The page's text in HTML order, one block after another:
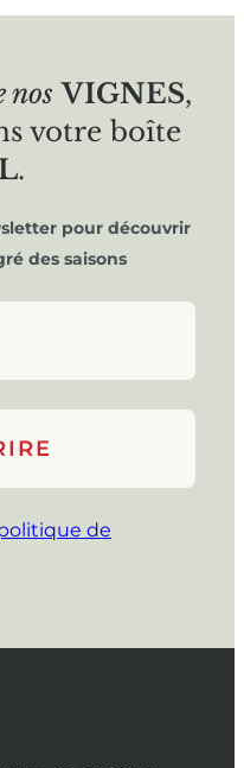
nos VIGNES,
votre boîte
.
pour découvrir
des saisons
de